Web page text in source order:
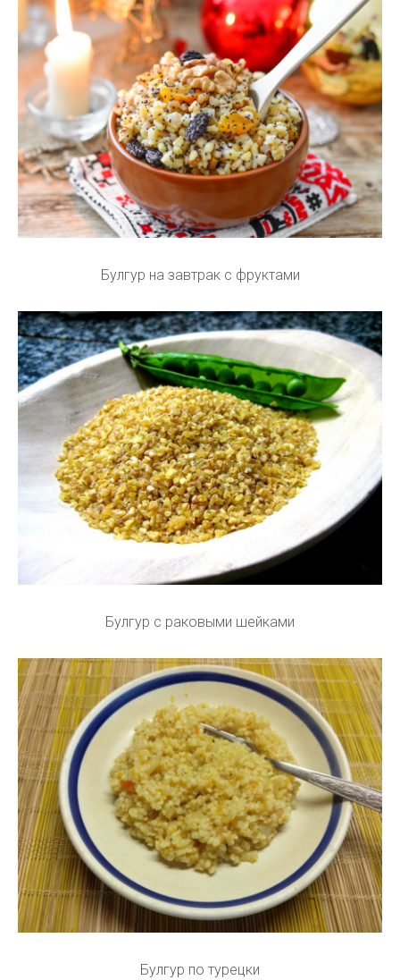
Булгур на завтрак с фруктами
Булгур с раковыми шейками
Булгур по турецки